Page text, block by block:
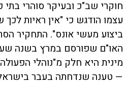
חוקרי שב"כ ובעיקר סוהרי בתי
עצמו הודגש כי "אין ראיות לכך
ביצוע מעשי אונס". התחקיר
האו"ם שפורסם במרץ בשנה
מינית היא חלק מ"נוהלי
— טענה שנדחתה בעבר